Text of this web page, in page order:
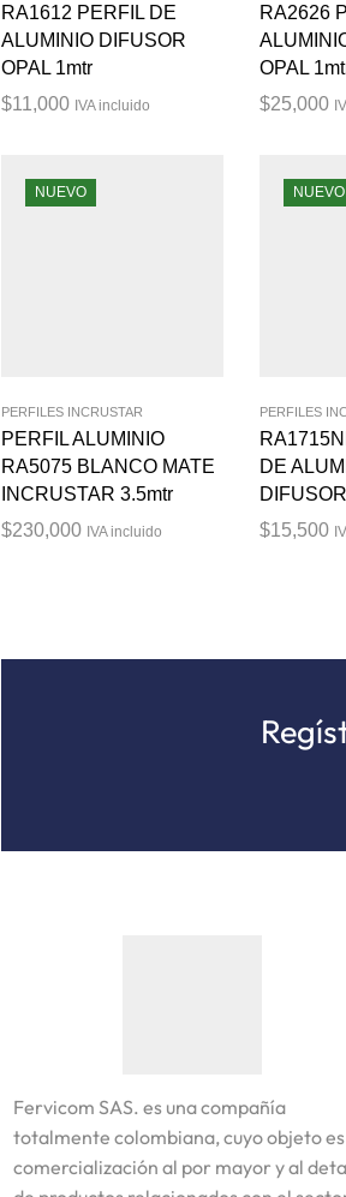
RA1612 PERFIL DE
ALUMINIO DIFUSOR
OPAL 1mtr
$11,000 IVA incluido
RA2626
OPAL
$25,000
NUEVO
PERFILES INCRUSTAR
PERFIL ALUMINIO
RA5075 BLANCO MATE
INCRUSTAR 3.5mtr
$230,000 IVA incluido
NUEVO
PERFILES
DE
$15,500
Fervicom SAS. es una compañía
totalmente colombiana, cuyo objeto
comercialización al por mayor y al